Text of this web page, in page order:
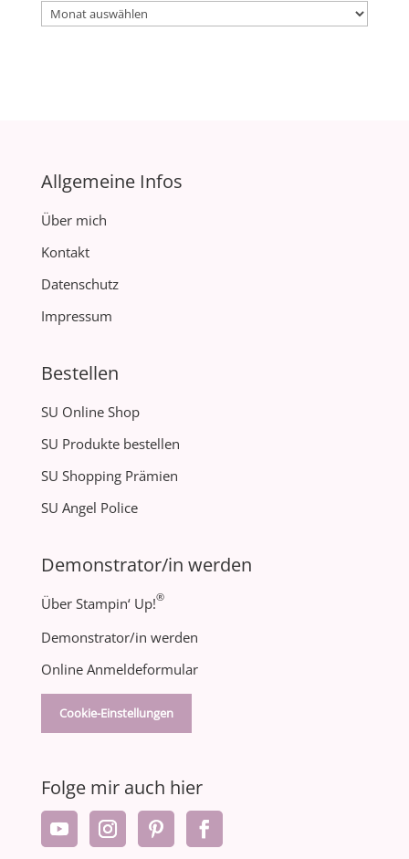
Archiv
Allgemeine Infos
Über mich
Kontakt
Datenschutz
Impressum
Bestellen
SU Online Shop
SU Produkte bestellen
SU Shopping Prämien
SU Angel Police
Demonstrator/in werden
Über Stampin‘ Up!®
Demonstrator/in werden
Online Anmeldeformular
Cookie-Einstellungen
Folge mir auch hier